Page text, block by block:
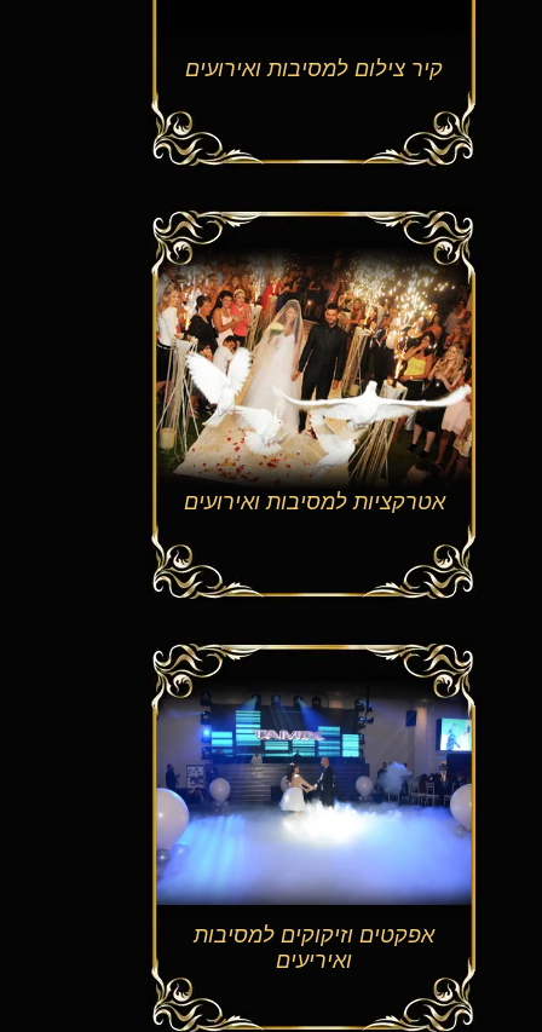
קיר צילום למסיבות ואירועים
אטרקציות למסיבות ואירועים
אפקטים וזיקוקים למסיבות
ואיריעים